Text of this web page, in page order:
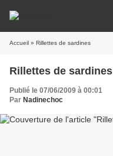
Accueil » Rillettes de sardines
Rillettes de sardines
Publié le 07/06/2009 à 00:01
Par Nadinechoc